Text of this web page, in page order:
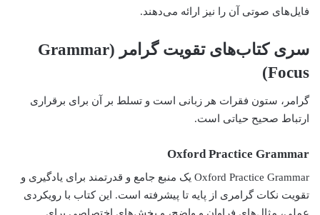
فایل‌های صوتی آن را نیز ارائه می‌دهند.
سری کتاب‌های تقویت گرامر (Grammar
Focus)
گرامر، ستون فقرات هر زبانی است و تسلط بر آن برای برقراری
ارتباط صحیح حیاتی است.
Oxford Practice Grammar
Oxford Practice Grammar یک منبع جامع و قدرتمند برای یادگیری و
تقویت نکات گرامری از پایه تا پیشرفته است. این کتاب با رویکردی